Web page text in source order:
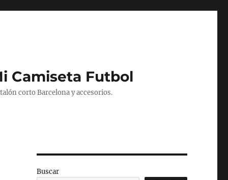
Camiseta Futbol
corto Barcelona y accesorios.
Buscar